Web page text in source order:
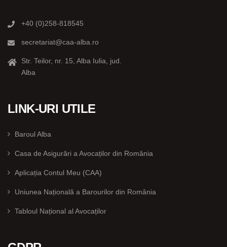
+40 (0)258-818545
secretariat@caa-alba.ro
Str. Teilor, nr. 15, Alba Iulia, jud.
Alba
LINK-URI UTILE
Baroul Alba
Casa de Asigurări a Avocaților din România
Aplicația Contul Meu (CAA)
Uniunea Națională a Barourilor din România
Tabloul Național al Avocaților